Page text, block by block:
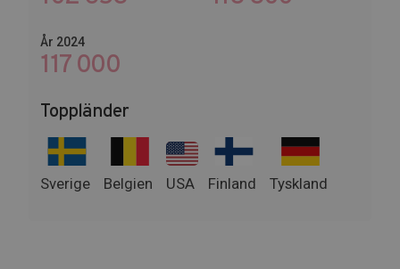
År 2024
142 800
Toppländer
Sverige Belgien USA Finland Tyskland